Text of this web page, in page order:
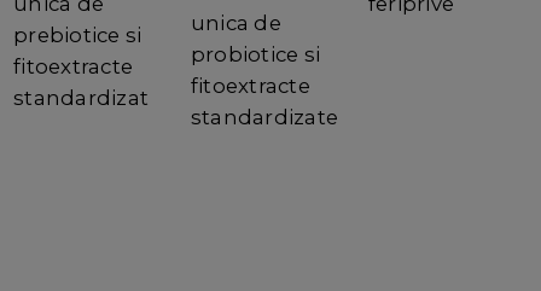
prebiotice si
fitoextracte
standardizat
unica de
probiotice si
fitoextracte
standardizate